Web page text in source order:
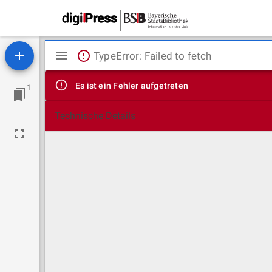
1
Mirador
Viewer
TypeError: Failed to fetch
Es ist ein Fehler aufgetreten
Technische Details